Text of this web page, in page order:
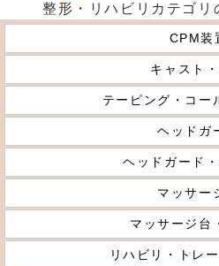
整形・リハビリカテゴリ
CPM装
キャスト
テーピング・コー
ヘッドガ
ヘッドガード
マッサー
マッサージ台
リハビリ・トレ